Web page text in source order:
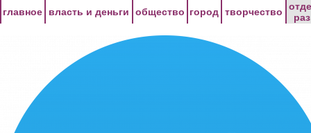
главное власть и деньги общество город творчество